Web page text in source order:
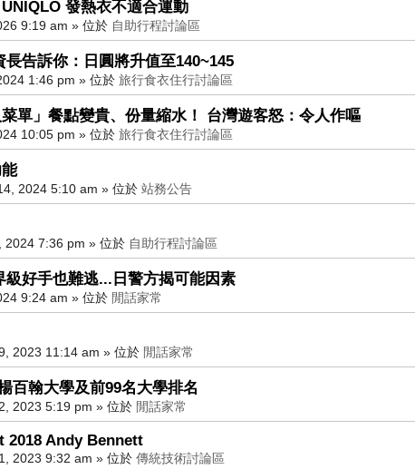
發熱衣不適合運動
9:19 am » 位於 自助行程討論區
告訴你：日圓將升值至140~145
1:46 pm » 位於 旅行食衣住行討論區
單」餐點變貴、份量縮水！ 台灣遊客怒：令人作嘔
10:05 pm » 位於 旅行食衣住行討論區
2024 5:10 am » 位於 站務公告
2024 7:36 pm » 位於 自助行程討論區
級好手也難逃...日警方揭可能因素
9:24 am » 位於 閒話家常
2023 11:14 am » 位於 閒話家常
百翰大學及前99名大學排名
2023 5:19 pm » 位於 閒話家常
2018 Andy Bennett
2023 9:32 am » 位於 傳統技術討論區